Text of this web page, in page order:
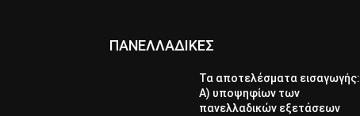
ΠΑΝΕΛΛΑΔΙΚΕΣ
Τα αποτελέσματα εισαγωγής:
Α) υποψηφίων των
πανελλαδικών εξετάσεων